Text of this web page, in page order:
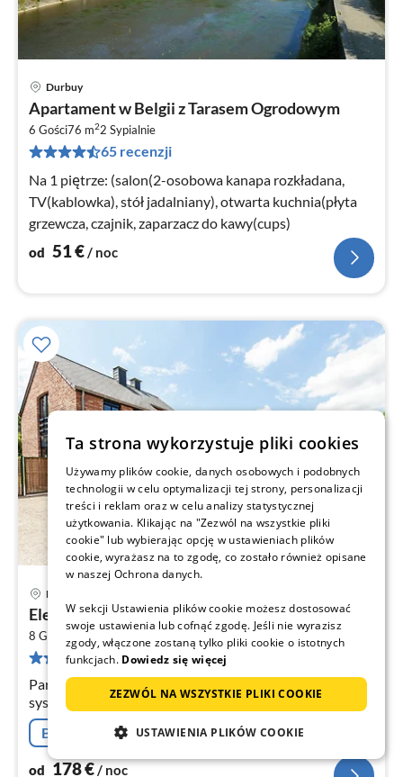
Durbuy
Apartament w Belgii z Tarasem Ogrodowym
6 Gości76 m22 Sypialnie
65 recenzji
Na 1 piętrze: (salon(2-osobowa kanapa rozkładana,
TV(kablowka), stół jadalniany), otwarta kuchnia(płyta
grzewcza, czajnik, zaparzacz do kawy(cups)
od 51€/ noc
Durbuy
Elegancka willa w Bomal
8 Gości 160 m 2 3
36 recenzji
Parter: (salon(TV, piec(drewno), odtwarzacz DVD,
system stereo), kuchnia(czajnik, opiekacz do chleba,
kuchenka(plyta grzewcza)
Bezpłatna rezygnacja
od 178€/ noc
Ta strona wykorzystuje pliki cookies
Używamy plików cookie, danych osobowych i podobnych
technologii w celu optymalizacji tej strony, personalizacji
treści i reklam oraz w celu analizy statystycznej
użytkowania. Klikając na "Zezwól na wszystkie pliki
cookie" lub wybierając opcję w ustawieniach plików
cookie, wyrażasz na to zgodę, co zostało również opisane
w naszej Ochrona danych.
W sekcji Ustawienia plików cookie możesz dostosować
swoje ustawienia lub cofnąć zgodę. Jeśli nie wyrazisz
zgody, włączone zostaną tylko pliki cookie o istotnych
funkcjach. Dowiedz się więcej
ZEZWÓL NA WSZYSTKIE PLIKI COOKIE
USTAWIENIA PLIKÓW COOKIE